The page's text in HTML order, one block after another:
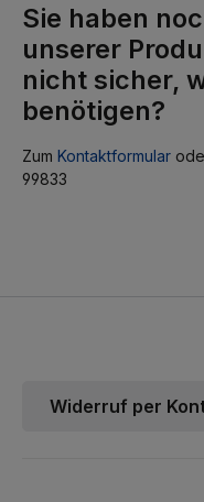
Sie haben
unserer
nicht sicher,
benötigen?
Zum Kontaktformular
99833
Widerruf per